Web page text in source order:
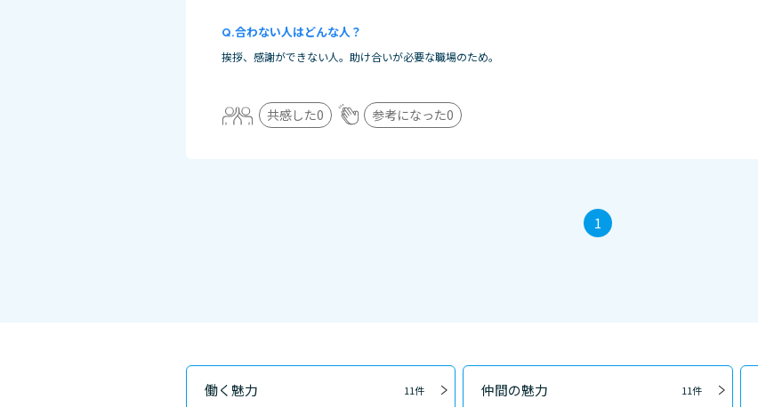
合わない人はどんな人？
挨拶、感謝ができない人。助け合いが必要な職場のため。
共感した0 参考になった0
1
働く魅力 11件 仲間の魅力 11件